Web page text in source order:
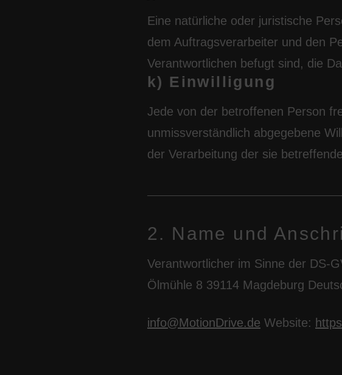
Eine natürliche oder juristische
dem Auftragsverarbeiter und den
Verantwortlichen befugt sind, die
k) Einwilligung
Jede von der betroffenen Person
unmissverständlich abgegebene
der Verarbeitung der sie
2. Name und
Verantwortlicher im Sinne der DS-
Ölmühle 8 39114 Magdeburg
info@MotionDrive.de Website: